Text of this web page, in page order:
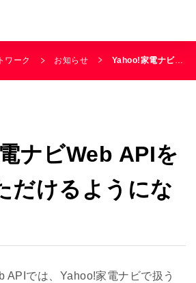
ワーク お知らせ Yahoo!家電ナビWeb APIをご利用いただけるようになりました
ナビWeb APIを
だけるようにな
APIでは、Yahoo!家電ナビで扱う